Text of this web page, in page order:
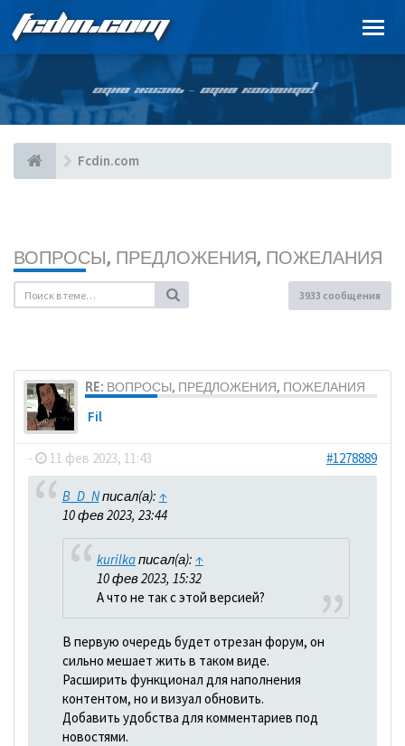
FCDIN.COM
ОДНА ЖИЗНЬ – ОДНА КОМАНДА!
Fcdin.com
ВОПРОСЫ, ПРЕДЛОЖЕНИЯ, ПОЖЕЛАНИЯ
3933 сообщения
RE: ВОПРОСЫ, ПРЕДЛОЖЕНИЯ, ПОЖЕЛАНИЯ
Fil
- 11 фев 2023, 11:43 #1278889
B_D_Nписал(а): ↑
10 фев 2023, 23:44
kurilkaписал(а): ↑
10 фев 2023, 15:32
А что не так с этой версией?
В первую очередь будет отрезан форум, он
сильно мешает жить в таком виде.
Расширить функционал для наполнения
контентом, но и визуал обновить.
Добавить удобства для комментариев под
новостями.